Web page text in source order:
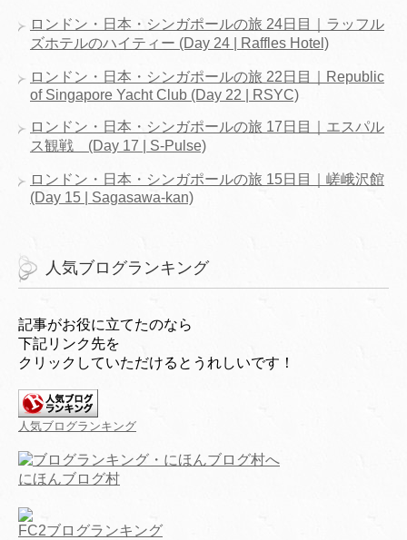
ロンドン・日本・シンガポールの旅 24日目｜ラッフル
ズホテルのハイティー (Day 24 | Raffles Hotel)
ロンドン・日本・シンガポールの旅 22日目｜Republic
of Singapore Yacht Club (Day 22 | RSYC)
ロンドン・日本・シンガポールの旅 17日目｜エスパル
ス観戦 (Day 17 | S-Pulse)
ロンドン・日本・シンガポールの旅 15日目｜嵯峨沢館
(Day 15 | Sagasawa-kan)
人気ブログランキング
記事がお役に立てたのなら
下記リンク先を
クリックしていただけるとうれしいです！
人気ブログランキング
にほんブログ村
FC2ブログランキング